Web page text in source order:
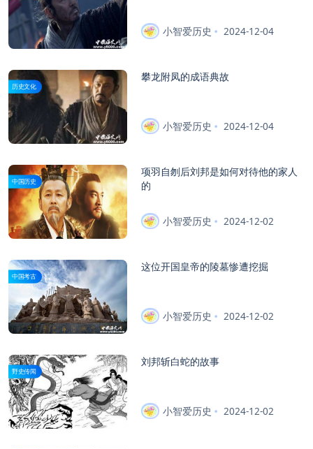
小智爱历史 2024-12-04
历史文化
攀龙附凤的成语典故
小智爱历史 2024-12-04
中国历史
项羽自刎后刘邦是如何对待他的家人
的
小智爱历史 2024-12-02
中国考古
这位开国皇帝的陵墓惨遭挖掘
小智爱历史 2024-12-02
野史传闻
刘邦斩白蛇的故事
小智爱历史 2024-12-02